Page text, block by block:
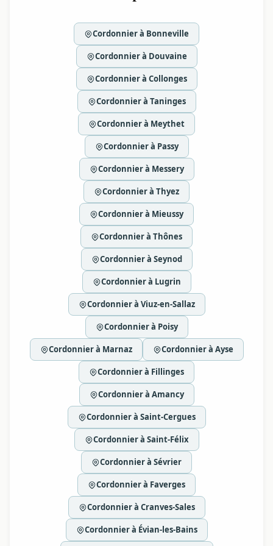
Cordonnier à Bonneville
Cordonnier à Douvaine
Cordonnier à Collonges
Cordonnier à Taninges
Cordonnier à Meythet
Cordonnier à Passy
Cordonnier à Messery
Cordonnier à Thyez
Cordonnier à Mieussy
Cordonnier à Thônes
Cordonnier à Seynod
Cordonnier à Lugrin
Cordonnier à Viuz-en-Sallaz
Cordonnier à Poisy
Cordonnier à Marnaz Cordonnier à Ayse
Cordonnier à Fillinges
Cordonnier à Amancy
Cordonnier à Saint-Cergues
Cordonnier à Saint-Félix
Cordonnier à Sévrier
Cordonnier à Faverges
Cordonnier à Cranves-Sales
Cordonnier à Évian-les-Bains